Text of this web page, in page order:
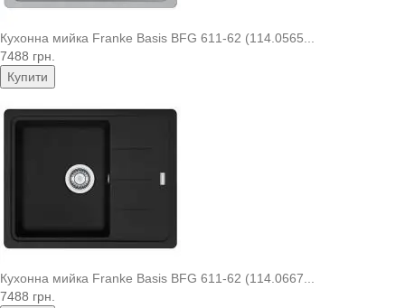
Кухонна мийка Franke Basis BFG 611-62 (114.0565...
7488 грн.
Купити
Кухонна мийка Franke Basis BFG 611-62 (114.0667...
7488 грн.